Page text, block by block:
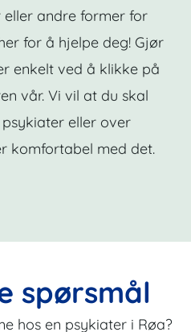
eller andre former for
for å hjelpe deg! Gjør
enkelt ved å klikke på
vår. Vi vil at du skal
eller over
komfortabel med det.
spørsmål
hos en psykiater i Røa?